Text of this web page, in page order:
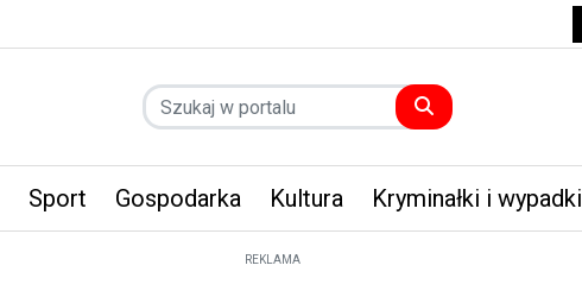
Sport Gospodarka Kultura Kryminałki i wypadki
REKLAMA